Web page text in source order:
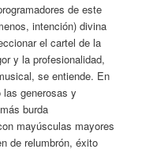
de este
intención) divina
el cartel de la
y la profesionalidad,
se entiende. En
las generosas y
burda
mayúsculas mayores
de relumbrón, éxito